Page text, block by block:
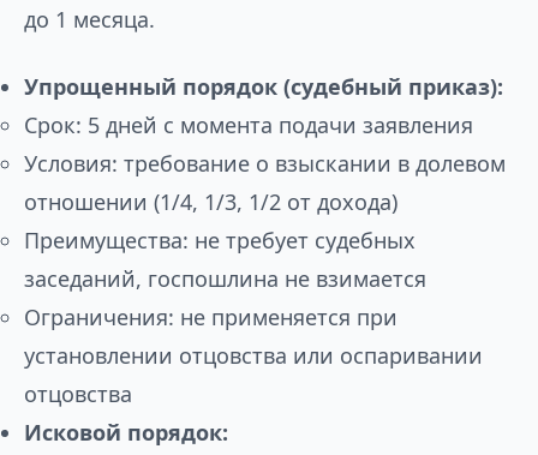
до 1 месяца.
Упрощенный порядок (судебный приказ):
Срок: 5 дней с момента подачи заявления
Условия: требование о взыскании в долевом
отношении (1/4, 1/3, 1/2 от дохода)
Преимущества: не требует судебных
заседаний, госпошлина не взимается
Ограничения: не применяется при
установлении отцовства или оспаривании
отцовства
Исковой порядок: